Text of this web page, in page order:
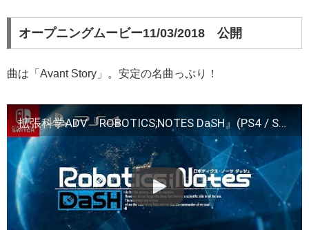
オープニングムービー11/03/2018 公開
曲は「Avant Story」。安定の名曲っぷり！
拡張科学ADV『ROBOTICS;NOTES DaSH』(PS4 / Switch)オ―プニングムービー